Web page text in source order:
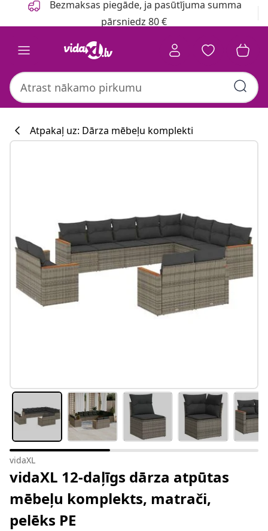
Bezmaksas piegāde, ja pasūtījuma summa
pārsniedz 80 €
Atpakaļ uz: Dārza mēbeļu komplekti
vidaXL
vidaXL 12-daļīgs dārza atpūtas
mēbeļu komplekts, matrači,
pelēks PE